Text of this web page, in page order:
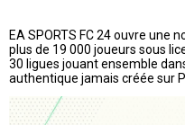
EA SPORTS FC 24 ouvre une
plus de 19 000 joueurs sous
30 ligues jouant ensemble
authentique jamais créée sur